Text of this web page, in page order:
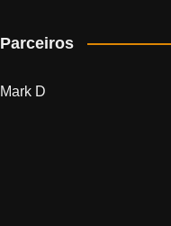
Parceiros
Mark D